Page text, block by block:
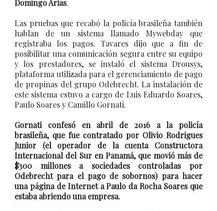
Domingo Arias.
Las pruebas que recabó la policía brasileña también
hablan de un sistema llamado Mywebday que
registraba los pagos. Tavares dijo que a fin de
posibilitar una comunicación segura entre su equipo
y los prestadores, se instaló el sistema Drousys,
plataforma utilizada para el gerenciamiento de pago
de propinas del grupo Odebrecht. La instalación de
este sistema estuvo a cargo de Luis Eduardo Soares,
Paulo Soares y Camillo Gornati.
Gornati confesó en abril de 2016 a la policía
brasileña, que fue contratado por Olivio Rodrigues
Junior (el operador de la cuenta Constructora
Internacional del Sur en Panamá, que movió más de
$300 millones a sociedades controladas por
Odebrecht para el pago de sobornos) para hacer
una página de Internet a Paulo da Rocha Soares que
estaba abriendo una empresa.